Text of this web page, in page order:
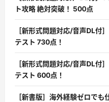
ト攻略 絶対突破！ 500点
［新形式問題対応/音声DL付
テスト 730点！
［新形式問題対応/音声DL付
テスト 600点！
［新書版］海外経験ゼロでも